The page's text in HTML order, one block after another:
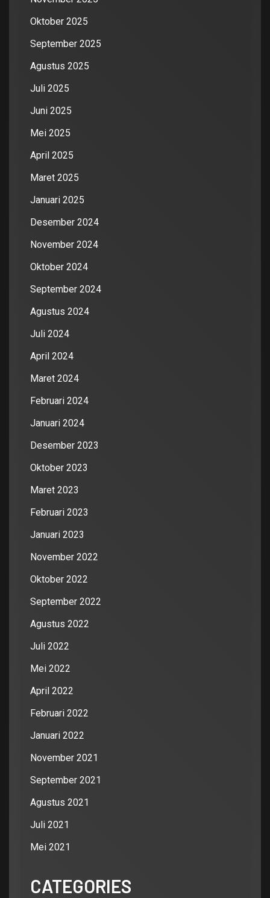
Oktober 2025
September 2025
Agustus 2025
Juli 2025
Juni 2025
Mei 2025
April 2025
Maret 2025
Januari 2025
Desember 2024
November 2024
Oktober 2024
September 2024
Agustus 2024
Juli 2024
April 2024
Maret 2024
Februari 2024
Januari 2024
Desember 2023
Oktober 2023
Maret 2023
Februari 2023
Januari 2023
November 2022
Oktober 2022
September 2022
Agustus 2022
Juli 2022
Mei 2022
April 2022
Februari 2022
Januari 2022
November 2021
September 2021
Agustus 2021
Juli 2021
Mei 2021
CATEGORIES